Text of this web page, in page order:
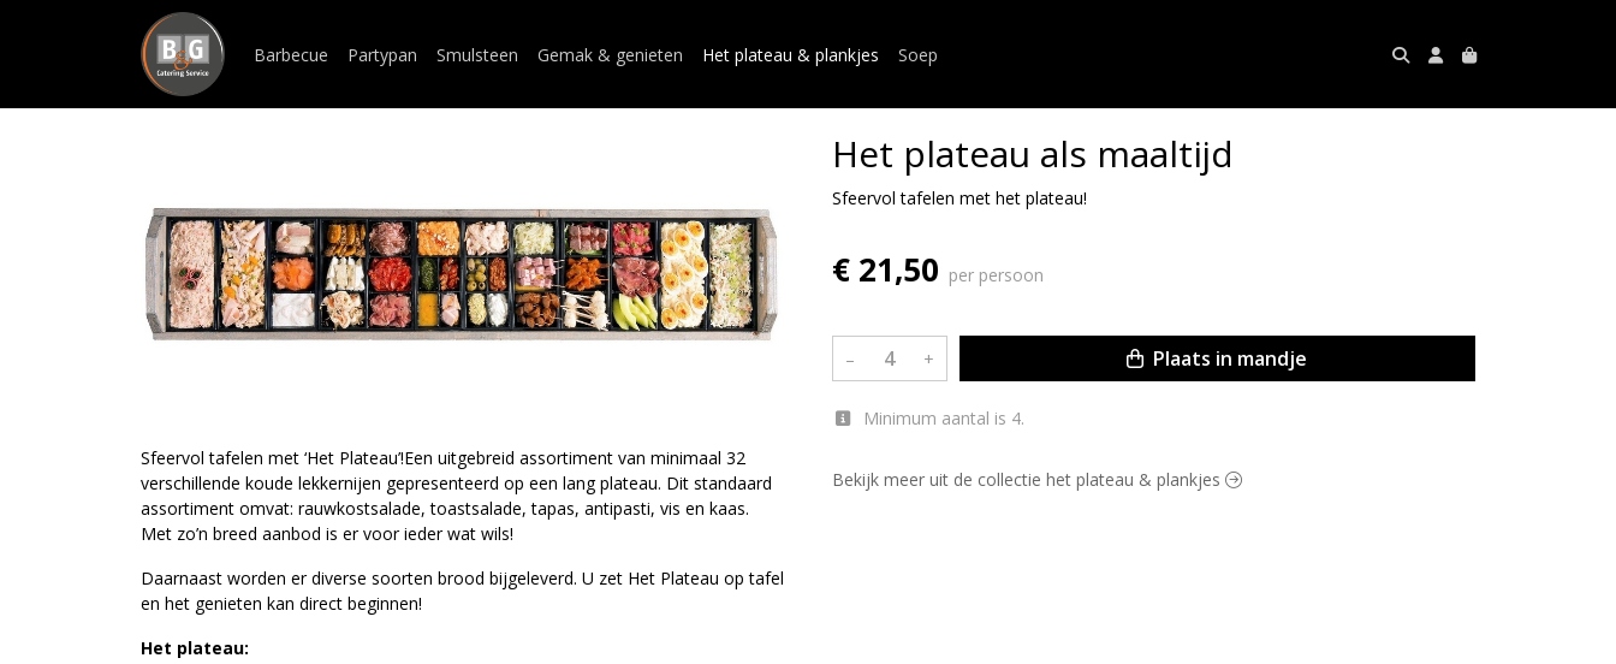
Barbecue Partypan Smulsteen Gemak & genieten Het plateau & plankjes Soep
Sfeervol tafelen met ‘Het Plateau’!Een uitgebreid assortiment van minimaal 32
verschillende koude lekkernijen gepresenteerd op een lang plateau. Dit standaard
assortiment omvat: rauwkostsalade, toastsalade, tapas, antipasti, vis en kaas.
Met zo’n breed aanbod is er voor ieder wat wils!
Daarnaast worden er diverse soorten brood bijgeleverd. U zet Het Plateau op tafel
en het genieten kan direct beginnen!
Het plateau:
Het plateau als maaltijd
Sfeervol tafelen met het plateau!
€ 21,50 per persoon
– + Plaats in mandje
Minimum aantal is 4.
Bekijk meer uit de collectie het plateau & plankjes